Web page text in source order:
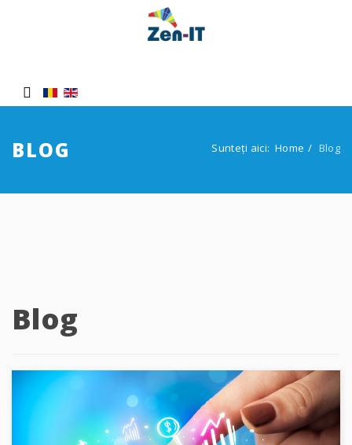
BLOG Sunteți aici: Home Blog
Blog